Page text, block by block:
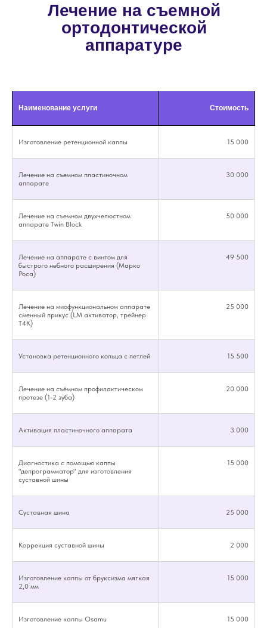
Лечение на съемной
ортодонтической
аппаратуре
Наименование услуги Стоимость
Изготовление ретенционной каппы 15 000
Лечение на съемном пластиночном
аппарате
30 000
Лечение на съемном двухчелюстном
аппарате Twin Block
50 000
Лечение на аппарате с винтом для
быстрого небного расширения (Марко
Роса)
49 500
Лечение на миофункциональном аппарате
сменный прикус (LM активатор, трейнер
Т4К)
25 000
Установка ретенционного кольца с петлей 15 500
Лечение на съёмном профилактическом
протезе (1-2 зуба)
20 000
Активация пластиночного аппарата 3 000
Диагностика с помощью каппы
"депрограмматор" для изготовления
суставной шины
15 000
Суставная шина 25 000
Коррекция суставной шины 2 000
Изготовление каппы от бруксизма мягкая
2,0 мм
15 000
Изготовление каппы Osamu 15 000
Записаться на прием
по лечению на
несъемной
ортодонтической
Заполните форму обратной связи —
дату и время визита!